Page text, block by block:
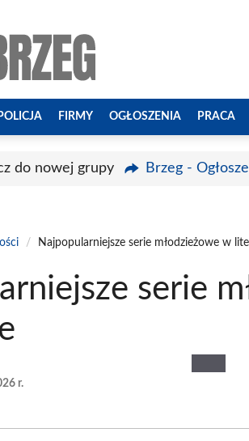
POLICJA FIRMY OGŁOSZENIA PRACA
do nowej grupy Brzeg -
/ Najpopularniejsze serie młodzieżowe w
serie
r.